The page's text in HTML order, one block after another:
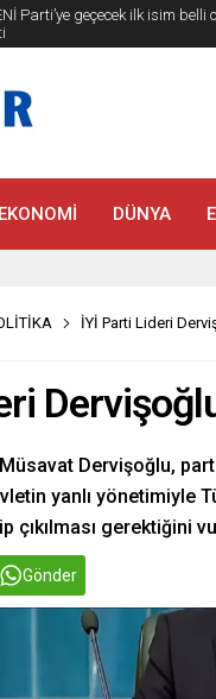
Parti’ye geçecek ilk isim
EKONOMİ DÜNYA
İYİ Parti Lideri
Dervişoğlu,
yanlı yönetimiyle
çıkılması gerektiğini
Gönder